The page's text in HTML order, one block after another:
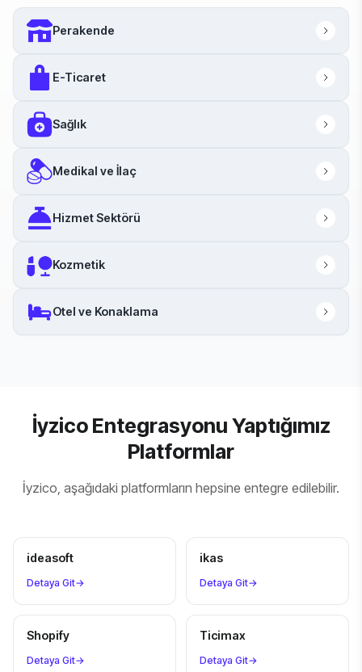
Perakende
E-Ticaret
Sağlık
Medikal ve İlaç
Hizmet Sektörü
Kozmetik
Otel ve Konaklama
İyzico Entegrasyonu Yaptığımız
Platformlar
İyzico, aşağıdaki platformların hepsine entegre edilebilir.
ideasoft
Detaya Git→
ikas
Detaya Git→
Shopify
Detaya Git→
Ticimax
Detaya Git→